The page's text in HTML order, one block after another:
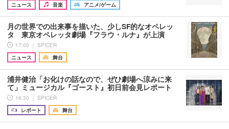
ニュース
音楽 アニメ/ゲーム
月の世界での出来事を描いた、少しSF的なオペレッ
タ 東京オペレッタ劇場『フラウ・ルナ』が上演
17:00 ｜ SPICER
ニュース
舞台
浦井健治「お化けの話なので、ぜひ劇場へ涼みに来
て」ミュージカル『ゴースト』初日前会見レポート
16:30 ｜ SPICER
レポート
舞台